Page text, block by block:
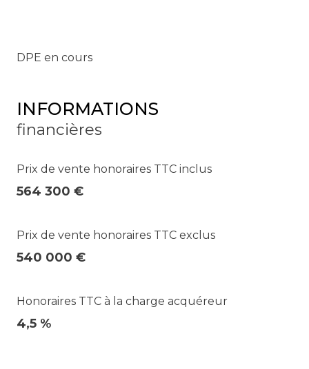
DPE en cours
INFORMATIONS
financières
Prix de vente honoraires TTC inclus
564 300 €
Prix de vente honoraires TTC exclus
540 000 €
Honoraires TTC à la charge acquéreur
4,5 %